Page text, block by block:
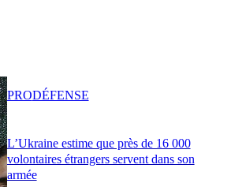
L’Ukraine estime que près de 16 000
volontaires étrangers servent dans son
armée
PRODÉFENSE